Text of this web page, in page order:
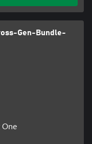
Gen-Bundle-
One